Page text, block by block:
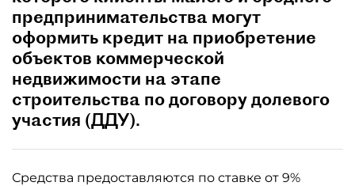
предпринимательства могут
оформить кредит на приобретение
объектов коммерческой
недвижимости на этапе
строительства по договору долевого
участия (ДДУ).
Средства предоставляются по ставке от 9%